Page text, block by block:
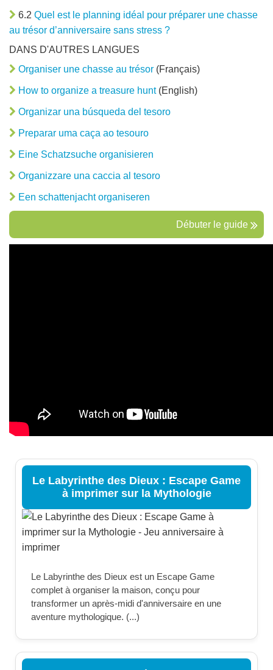
6.2 Quel est le planning idéal pour préparer une chasse
au trésor d’anniversaire sans stress ?
DANS D'AUTRES LANGUES
Organiser une chasse au trésor (Français)
How to organize a treasure hunt(English)
Organizar una búsqueda del tesoro
Preparar uma caça ao tesouro
Eine Schatzsuche organisieren
Organizzare una caccia al tesoro
Een schattenjacht organiseren
Débuter le guide
Le Labyrinthe des Dieux : Escape Game
à imprimer sur la Mythologie
Le Labyrinthe des Dieux est un Escape Game
complet à organiser la maison, conçu pour
transformer un après-midi d'anniversaire en une
aventure mythologique. (...)